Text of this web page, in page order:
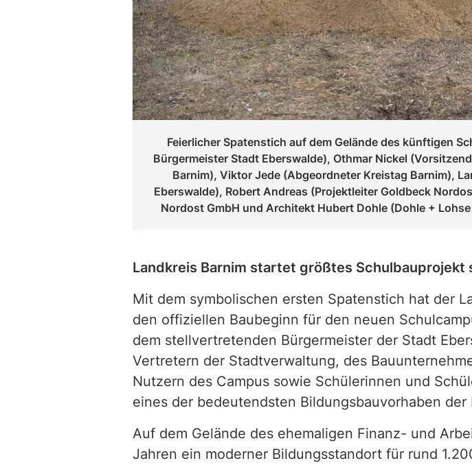
Feierlicher Spatenstich auf dem Gelände des künftigen
Bürgermeister Stadt Eberswalde), Othmar Nickel
Barnim), Viktor Jede (Abgeordneter Kreistag Barnim),
Eberswalde), Robert Andreas (Projektleiter Goldbeck
Nordost GmbH und Architekt Hubert Dohle (Dohle +
Landkreis Barnim startet größtes Schulbauprojekt
Mit dem symbolischen ersten Spatenstich hat der
den offiziellen Baubeginn für den neuen
dem stellvertretenden Bürgermeister der Stadt
Vertretern der Stadtverwaltung, des
Nutzern des Campus sowie Schülerinnen und
eines der bedeutendsten Bildungsbauvorhaben der
Auf dem Gelände des ehemaligen Finanz- und
Jahren ein moderner Bildungsstandort für rund